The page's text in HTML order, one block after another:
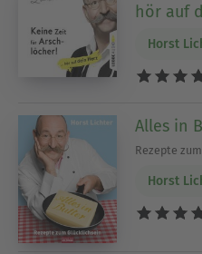
hör auf
Horst
Alles in
Rezepte
Horst